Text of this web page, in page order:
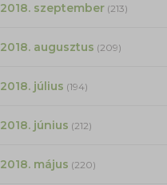
2018. szeptember(213)
2018. augusztus (209)
2018. július (194)
2018. június (212)
2018. május (220)